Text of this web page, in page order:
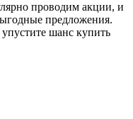
проводим акции, и
предложения.
шанс купить